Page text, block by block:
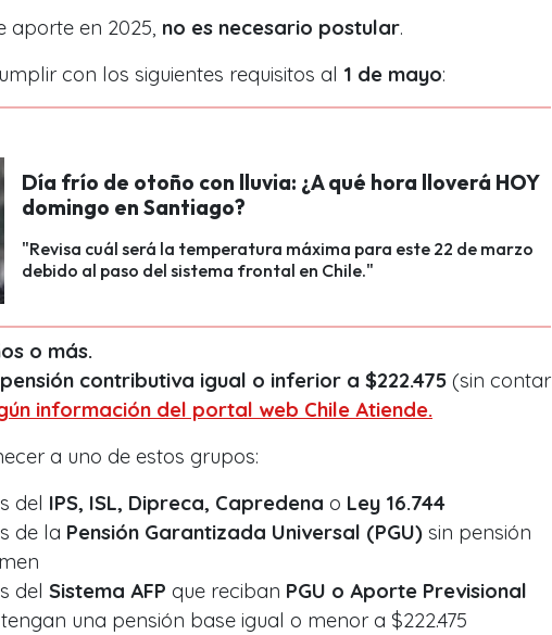
aporte en 2025, no es necesario postular.
con los siguientes requisitos al 1 de mayo:
Día frío de otoño con lluvia: ¿A qué hora lloverá HOY
domingo en Santiago?
"Revisa cuál será la temperatura máxima para este 22 de marzo
debido al paso del sistema frontal en Chile."
o más.
pensión contributiva igual o inferior a $222.475 (sin contar
información del portal web Chile Atiende.
a uno de estos grupos:
del IPS, ISL, Dipreca, Capredena o Ley 16.744
de la Pensión Garantizada Universal (PGU) sin pensión
del Sistema AFP que reciban PGU o Aporte Previsional
una pensión base igual o menor a $222.475